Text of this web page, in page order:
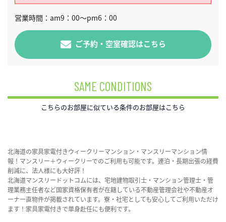
営業時間：am9：00～pm6：00
ご予約・空室確認はこちら
SAME CONDITIONS
こちらのお部屋に似ている条件のお部屋はこちら
北海道の家具家電付きウィークリーマンション・マンスリーマンション情
報！マンスリー＋ウィークリーでのご利用も可能です。連泊・長期出張の経費
削減に、法人様にも大好評！
北海道マンスリードットコムには、宅地建物取引士・マンション管理士・管
理業務主任者など国家資格保有者が在籍している不動産管理会社や不動産オ
ーナー直物件が掲載されています。寮・社宅としても安心してご利用いただけ
ます！家具家電付きで単身赴任にも便利です。